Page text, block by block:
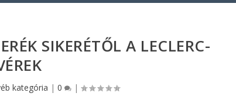
SIKERÉTŐL A LECLERC-
kategória |0 |